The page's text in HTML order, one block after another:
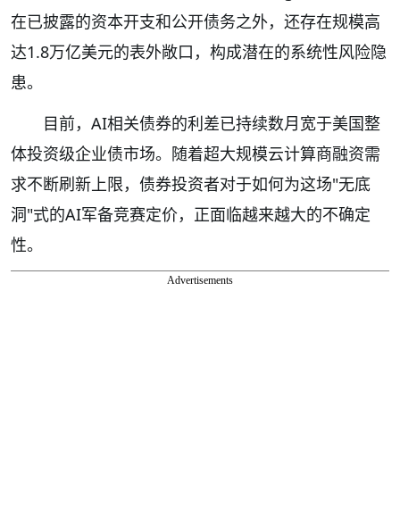
在已披露的资本开支和公开债务之外，还存在规模高
达1.8万亿美元的表外敞口，构成潜在的系统性风险隐
患。
目前，AI相关债券的利差已持续数月宽于美国整
体投资级企业债市场。随着超大规模云计算商融资需
求不断刷新上限，债券投资者对于如何为这场"无底
洞"式的AI军备竞赛定价，正面临越来越大的不确定
性。
Advertisements